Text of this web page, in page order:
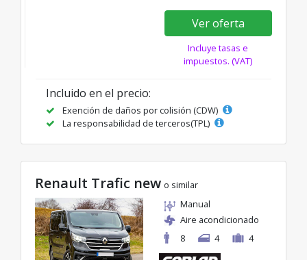
Ver oferta
Incluye tasas e
impuestos. (VAT)
Incluido en el precio:
Exención de daños por colisión (CDW)
La responsabilidad de terceros(TPL)
Renault Trafic new o similar
Manual
Aire acondicionado
8
4 4